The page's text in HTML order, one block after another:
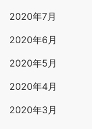
2020年7月
2020年6月
2020年5月
2020年4月
2020年3月